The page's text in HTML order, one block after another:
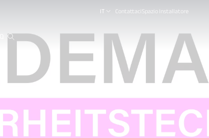
IT ContattaciSpazio Installatore